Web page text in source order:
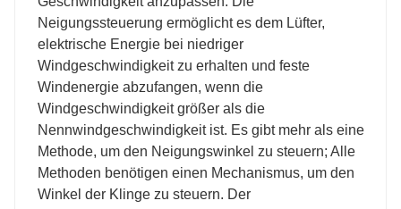
Neigungssteuerung ermöglicht es dem Lüfter,
elektrische Energie bei niedriger
Windgeschwindigkeit zu erhalten und feste
Windenergie abzufangen, wenn die
Windgeschwindigkeit größer als die
Nennwindgeschwindigkeit ist. Es gibt mehr als eine
Methode, um den Neigungswinkel zu steuern; Alle
Methoden benötigen einen Mechanismus, um den
Winkel der Klinge zu steuern. Der